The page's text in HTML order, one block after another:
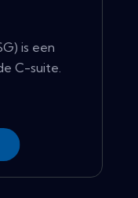
is een
C-suite.